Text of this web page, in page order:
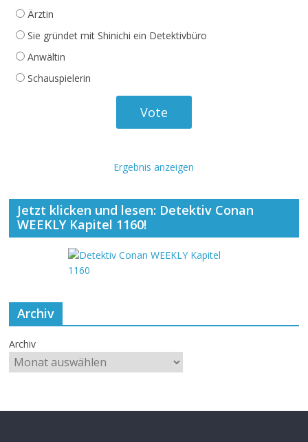
Ärztin
Sie gründet mit Shinichi ein Detektivbüro
Anwältin
Schauspielerin
Ergebnis anzeigen
Jetzt klicken und lesen: Detektiv Conan
WEEKLY Kapitel 1160!
Archiv
Archiv